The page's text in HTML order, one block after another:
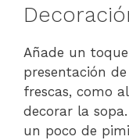
Añade un
presentación
frescas, como
decorar la
un poco de